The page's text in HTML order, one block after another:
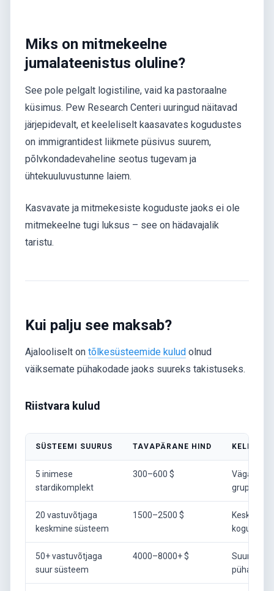
Miks on mitmekeelne
jumalateenistus oluline?
See pole pelgalt logistiline, vaid ka pastoraalne
küsimus. Pew Research Centeri uuringud näitavad
järjepidevalt, et keeleliselt kaasavates kogudustes
on immigrantidest liikmete püsivus suurem,
põlvkondadevaheline seotus tugevam ja
ühtekuuluvustunne laiem.
Kasvavate ja mitmekesiste koguduste jaoks ei ole
mitmekeelne tugi luksus – see on hädavajalik
taristu.
Kui palju see maksab?
Ajalooliselt on tõlkesüsteemide kulud olnud
väiksemate pühakodade jaoks suureks takistuseks.
Riistvara kulud
SÜSTEEMI SUURUS TAVAPÄRANE HIND KELLELE
5 inimese
stardikomplekt
300–600 $
Väga
grupid
20 vastuvõtjaga
keskmine süsteem
1500–2500 $
Keskmised
kogudused
50+ vastuvõtjaga
suur süsteem
4000–8000+ $
Suured
pühakojad